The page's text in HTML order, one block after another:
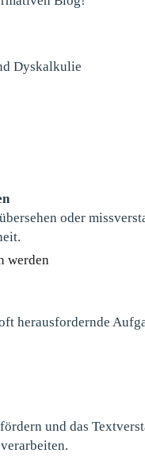
Dyskalkulie
oder
werden
herausfordernde
und das